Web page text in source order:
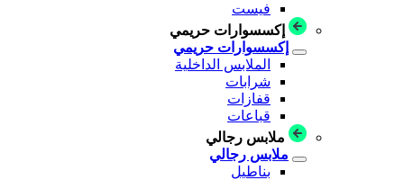
فيست
إكسسوارات حريمي
إكسسوارات حريمي
الملابس الداخلية
شرابات
قفازات
قباعات
ملابس رجالي
ملابس رجالي
بناطيل